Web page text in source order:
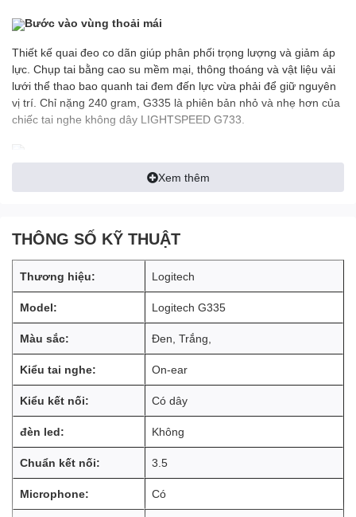
Bước vào vùng thoải mái
Thiết kế quai đeo co dãn giúp phân phối trọng lượng và giảm áp
lực. Chụp tai bằng cao su mềm mại, thông thoáng và vật liệu vải
lưới thể thao bao quanh tai đem đến lực vừa phải để giữ nguyên
vị trí. Chỉ nặng 240 gram, G335 là phiên bản nhỏ và nhẹ hơn của
chiếc tai nghe không dây LIGHTSPEED G733.
Âm thanh tuyệt vời được đảm
Với màng loa Neo-đim 40 mm, G335 đem lại âm thanh rõ ràng,
được chứng nhận Discord để đảm bảo đem lại hiệu suất giao tiếp
rõ như pha lê với âm thanh và độ rõ ràng giọng nói tuyệt vời.
Xem thêm
THÔNG SỐ KỸ THUẬT
Thương hiệu: Logitech
Model: Logitech G335
Màu sắc: Đen, Trắng,
Kiểu tai nghe: On-ear
Kiểu kết nối: Có dây
đèn led: Không
Chuẩn kết nối: 3.5
Microphone: Có